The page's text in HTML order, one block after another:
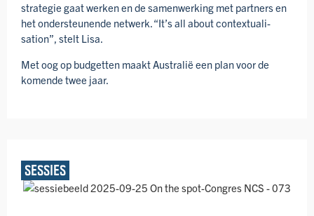
strategie gaat werken en de samen­werking met partners en
het onder­steunende netwerk. “It’s all about contextuali­
sation”, stelt Lisa.
Met oog op budgetten maakt Australië een plan voor de
komende twee jaar.
SESSIES